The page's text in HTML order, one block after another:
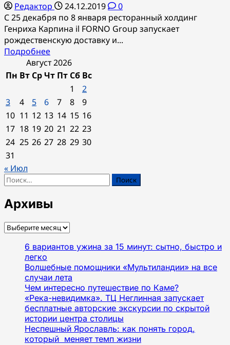
Редактор 24.12.2019
0
С 25 декабря по 8 января ресторанный холдинг
Генриха Карпина il FORNO Group запускает
рождественскую доставку и...
Подробнее
больше
о
Рождественская
доставка
со
скидкой
25%
от
FORNO
GROUP
Август 2026
Пн Вт СрЧт Пт Сб Вс
1
2
3
4 5 6 7 8
9
10 11 12 13 14 15 16
17 18 19 20 21 22 23
24 25 26 27 28 29 30
31
« Июл
Найти:
Архивы
Архивы
6 вариантов ужина за 15 минут: сытно, быстро и
легко
Волшебные помощники «Мультиландии» на все
случаи лета
Чем интересно путешествие по Каме?
«Река-невидимка». ТЦ Неглинная запускает
бесплатные авторские экскурсии по скрытой
истории центра столицы
Неспешный Ярославль: как понять город,
который меняет темп жизни